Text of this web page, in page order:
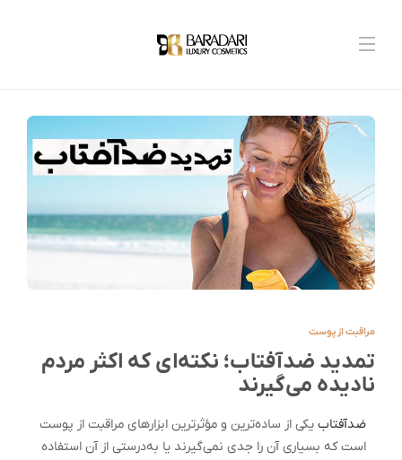
مراقبت از پوست
تمدید ضدآفتاب؛ نکته‌ای که اکثر مردم
نادیده می‌گیرند
ضدآفتاب یکی از ساده‌ترین و مؤثرترین ابزارهای مراقبت از پوست
است که بسیاری آن را جدی نمی‌گیرند یا به‌درستی از آن استفاده